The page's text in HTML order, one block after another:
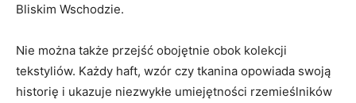
Bliskim⁢ Wschodzie.
Nie można także przejść obojętnie obok ​kolekcji
tekstyliów. Każdy haft,‍ wzór czy tkanina opowiada‌ swoją
historię​ i ukazuje niezwykłe‌ umiejętności ⁢rzemieślników